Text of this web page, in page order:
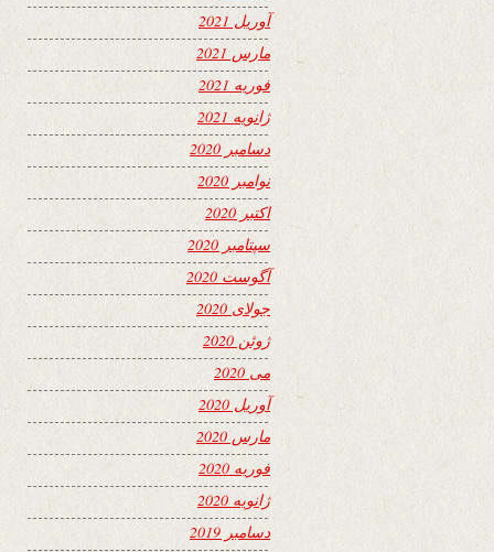
آوریل 2021
مارس 2021
فوریه 2021
ژانویه 2021
دسامبر 2020
نوامبر 2020
اکتبر 2020
سپتامبر 2020
آگوست 2020
جولای 2020
ژوئن 2020
می 2020
آوریل 2020
مارس 2020
فوریه 2020
ژانویه 2020
دسامبر 2019